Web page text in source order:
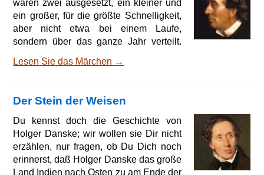
Störchen erhalten haben, kennen wir
alle das eine, das von Moses,
waren zwei ausgesetzt, ein kleiner und
ein großer, für die größte Schnelligkeit,
aber nicht etwa bei einem Laufe,
sondern über das ganze Jahr verteilt.
Hase; Gerechtigkeit muß doch sein,
die Schnecke den zweiten Preis bekam,
finde ich beinahe beleidigend für mich!
Nein, versicherte der Zaunpfahl, der bei
der Preisverteilung Zeuge gewesen
war, es muß auch
Lesen Sie das Märchen →
Der Stein der Weisen
Du kennst doch die Geschichte von
Holger Danske; wir wollen sie Dir nicht
erzählen, nur fragen, ob Du Dich noch
erinnerst, daß Holger Danske das große
Land Indien nach Osten zu am Ende der